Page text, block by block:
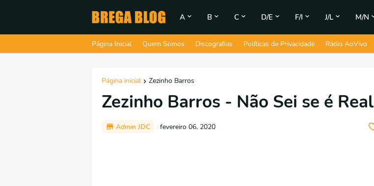
A B C D/E F/I J/L M/N
Página Inicial Quem Somos Discografias Políticas de Privacidade Rádio AoVivo
Página inicial Zezinho Barros
Zezinho Barros - Não Sei se é Real
Admin JDC fevereiro 06, 2020